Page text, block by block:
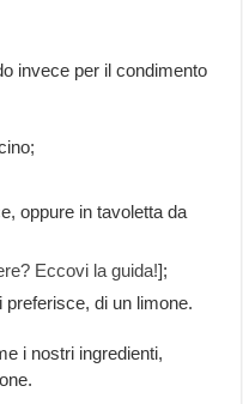
invece per il condimento
oppure in tavoletta da
Eccovi la guida!];
preferisce, di un limone.
i nostri ingredienti,